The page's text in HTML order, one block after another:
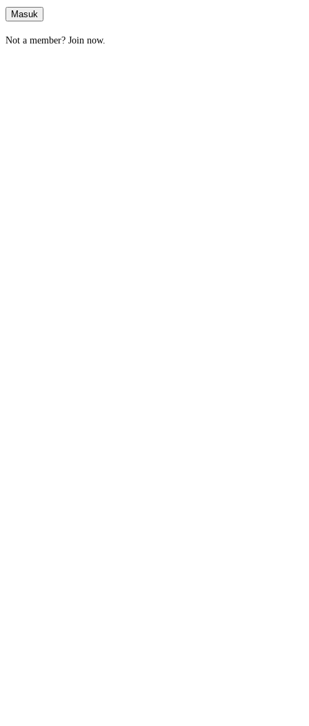
Masuk
Not a member? Join now.